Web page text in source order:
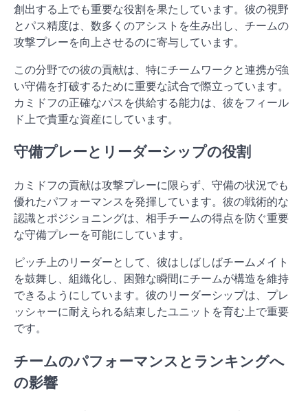
創出する上でも重要な役割を果たしています。彼の視野
とパス精度は、数多くのアシストを生み出し、チームの
攻撃プレーを向上させるのに寄与しています。
この分野での彼の貢献は、特にチームワークと連携が強
い守備を打破するために重要な試合で際立っています。
カミドフの正確なパスを供給する能力は、彼をフィール
ド上で貴重な資産にしています。
守備プレーとリーダーシップの役割
カミドフの貢献は攻撃プレーに限らず、守備の状況でも
優れたパフォーマンスを発揮しています。彼の戦術的な
認識とポジショニングは、相手チームの得点を防ぐ重要
な守備プレーを可能にしています。
ピッチ上のリーダーとして、彼はしばしばチームメイト
を鼓舞し、組織化し、困難な瞬間にチームが構造を維持
できるようにしています。彼のリーダーシップは、プレ
ッシャーに耐えられる結束したユニットを育む上で重要
です。
チームのパフォーマンスとランキングへ
の影響